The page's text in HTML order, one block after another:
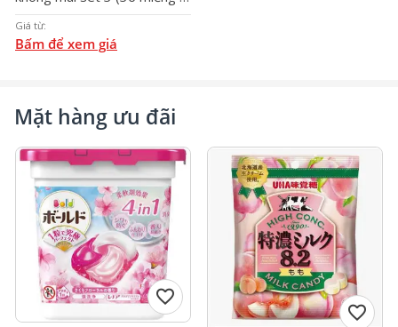
3)
Giá từ:
Bấm để xem giá
Mặt hàng ưu đãi
favorite
favorite